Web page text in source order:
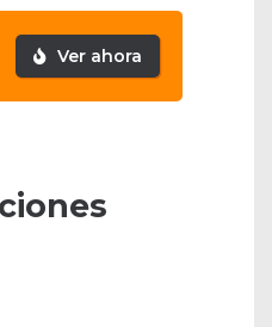
Ver ahora